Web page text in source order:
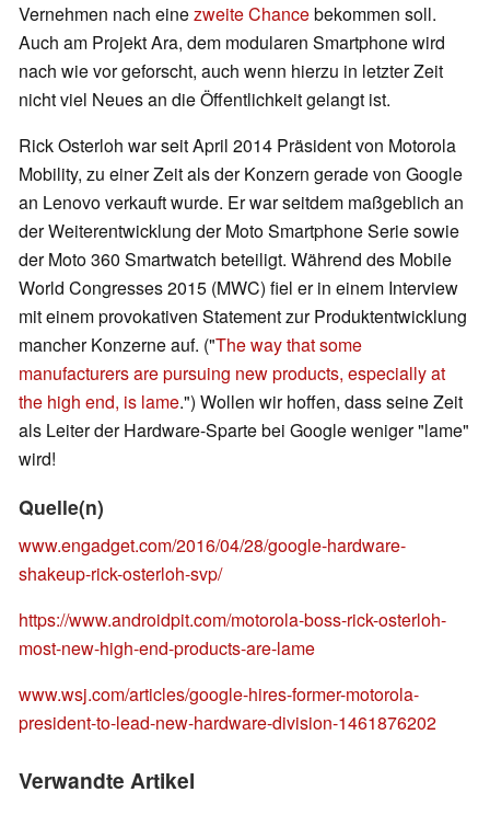
Vernehmen nach einezweite Chancebekommen soll.
Auch am Projekt Ara, dem modularen Smartphone wird
nach wie vor geforscht, auch wenn hierzu in letzter Zeit
nicht viel Neues an die Öffentlichkeit gelangt ist.
Rick Osterloh war seit April 2014 Präsident von Motorola
Mobility, zu einer Zeit als der Konzern gerade von Google
an Lenovo verkauft wurde. Er war seitdem maßgeblich an
der Weiterentwicklung der Moto Smartphone Serie sowie
der Moto 360 Smartwatch beteiligt. Während des Mobile
World Congresses 2015 (MWC) fiel er in einem Interview
mit einem provokativen Statement zur Produktentwicklung
mancher Konzerne auf. ("The way that some
manufacturers are pursuing new products, especially at
the high end, is lame.") Wollen wir hoffen, dass seine Zeit
als Leiter der Hardware-Sparte bei Google weniger "lame"
wird!
Quelle(n)
www.engadget.com/2016/04/28/google-hardware-
shakeup-rick-osterloh-svp/
https://www.androidpit.com/motorola-boss-rick-osterloh-
most-new-high-end-products-are-lame
www.wsj.com/articles/google-hires-former-motorola-
president-to-lead-new-hardware-division-1461876202
Verwandte Artikel